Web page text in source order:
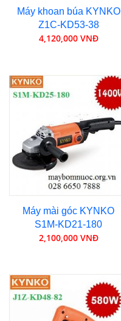
Máy khoan búa KYNKO
Z1C-KD53-38
4,120,000 VNĐ
Máy mài góc KYNKO
S1M-KD21-180
2,100,000 VNĐ